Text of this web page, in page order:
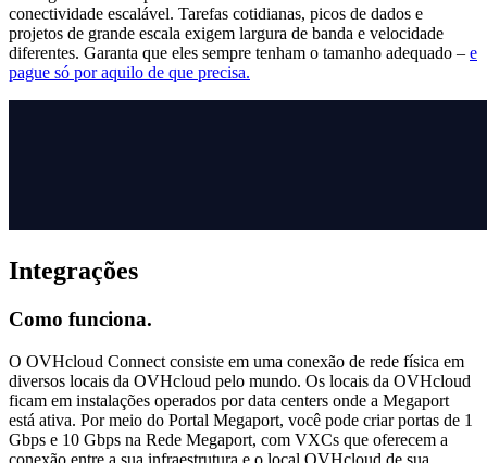
conectividade escalável. Tarefas cotidianas, picos de dados e
projetos de grande escala exigem largura de banda e velocidade
diferentes. Garanta que eles sempre tenham o tamanho adequado – e
pague só por aquilo de que precisa.
Integrações
Como funciona.
O OVHcloud Connect consiste em uma conexão de rede física em
diversos locais da OVHcloud pelo mundo. Os locais da OVHcloud
ficam em instalações operados por data centers onde a Megaport
está ativa. Por meio do Portal Megaport, você pode criar portas de 1
Gbps e 10 Gbps na Rede Megaport, com VXCs que oferecem a
conexão entre a sua infraestrutura e o local OVHcloud de sua